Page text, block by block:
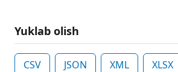
Yuklab olish
CSV JSON XML XLSX